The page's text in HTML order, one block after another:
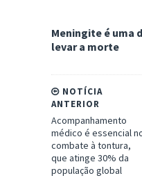
Meningite é uma
levar a morte
NOTÍCIA
ANTERIOR
Acompanhamento
médico é essencial
combate à tontura,
que atinge 30% da
população global